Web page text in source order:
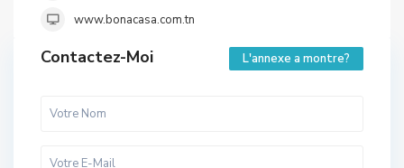
www.bonacasa.com.tn
Contactez-Moi L'annexe a montre?